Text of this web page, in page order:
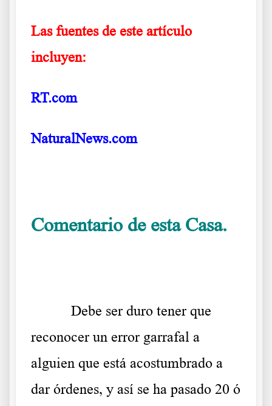
Las fuentes de este artículo
incluyen:
RT.com
NaturalNews.com
Comentario de esta Casa.
Debe ser duro tener que
reconocer un error garrafal a
alguien que está acostumbrado a
dar órdenes, y así se ha pasado 20 ó